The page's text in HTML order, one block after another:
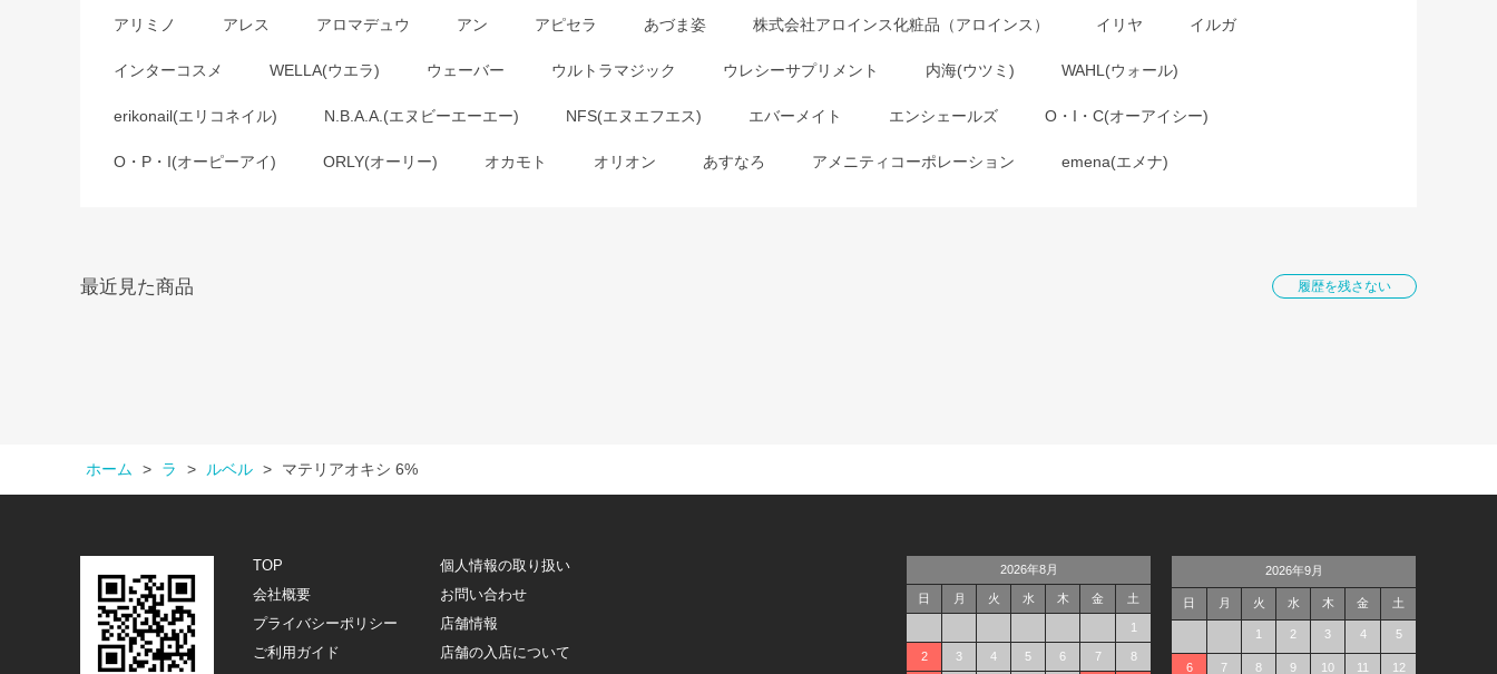
アリミノ アレス アロマデュウ アン アピセラ あづま姿 株式会社アロインス化粧品（アロインス） イリヤ イルガ
インターコスメ WELLA(ウエラ) ウェーバー ウルトラマジック ウレシーサプリメント 内海(ウツミ) WAHL(ウォール)
erikonail(エリコネイル) N.B.A.A.(エヌビーエーエー) NFS(エヌエフエス) エバーメイト エンシェールズ O・I・C(オーアイシー)
O・P・I(オーピーアイ) ORLY(オーリー) オカモト オリオン あすなろ アメニティコーポレーション emena(エメナ)
最近見た商品 履歴を残さない
ホーム > ラ > ルベル > マテリアオキシ 6%
TOP
個人情報の取り扱い
会社概要
お問い合わせ
プライバシーポリシー
店舗情報
ご利用ガイド
店舗の入店について
2026年8月
日 月 火 水 木 金 土
1
2 3 4 5 6 7 8
2026年9月
日 月 火 水 木 金 土
1 2 3 4 5
6 7 8 9 10 11 12